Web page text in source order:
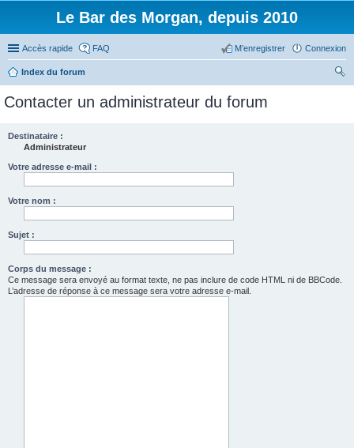
Le Bar des Morgan, depuis 2010
Accès rapide FAQ Connexion
M’enregistrer
Index du forum
Contacter un administrateur du forum
Destinataire :
Administrateur
Votre adresse e-mail :
Votre nom :
Sujet :
Corps du message :
Ce message sera envoyé au format texte, ne pas inclure de code HTML ni de BBCode.
L’adresse de réponse à ce message sera votre adresse e-mail.